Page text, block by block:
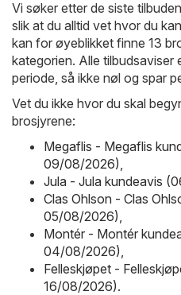
Vi søker etter de siste
slik at du alltid vet hvor du
kan for øyeblikket finne 13
kategorien. Alle tilbudsaviser
periode, så ikke nøl og spar
Vet du ikke hvor du skal
brosjyrene:
Megaflis - Megaflis
09/08/2026)
Jula - Jula kundeavis
Clas Ohlson - Clas
05/08/2026)
Montér - Montér
04/08/2026)
Felleskjøpet -
16/08/2026).